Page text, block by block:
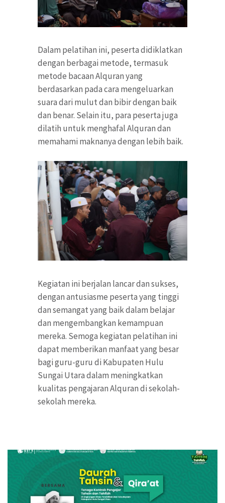
Dalam pelatihan ini, peserta didiklatkan
dengan berbagai metode, termasuk
metode bacaan Alquran yang
berdasarkan pada cara mengeluarkan
suara dari mulut dan bibir dengan baik
dan benar. Selain itu, para peserta juga
dilatih untuk menghafal Alquran dan
memahami maknanya dengan lebih baik.
Kegiatan ini berjalan lancar dan sukses,
dengan antusiasme peserta yang tinggi
dan semangat yang baik dalam belajar
dan mengembangkan kemampuan
mereka. Semoga kegiatan pelatihan ini
dapat memberikan manfaat yang besar
bagi guru-guru di Kabupaten Hulu
Sungai Utara dalam meningkatkan
kualitas pengajaran Alquran di sekolah-
sekolah mereka.